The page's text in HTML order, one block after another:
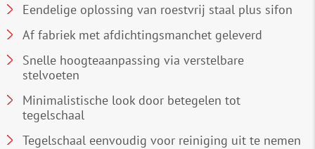
Eendelige oplossing van roestvrij staal plus sifon
Af fabriek met afdichtingsmanchet geleverd
Snelle hoogteaanpassing via verstelbare
stelvoeten
Minimalistische look door betegelen tot
tegelschaal
Tegelschaal eenvoudig voor reiniging uit te nemen